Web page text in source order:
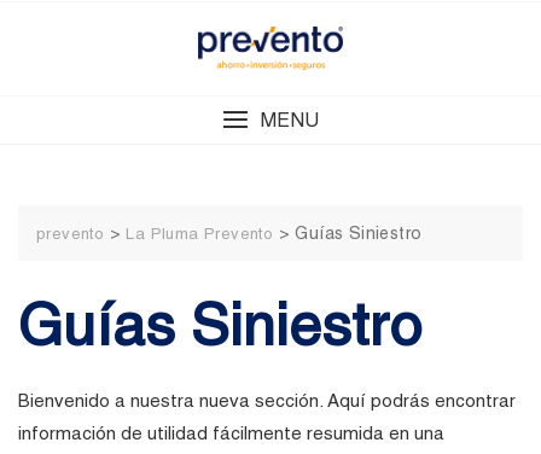
MENU
prevento > La Pluma Prevento >Guías Siniestro
Guías Siniestro
Bienvenido a nuestra nueva sección. Aquí podrás encontrar
información de utilidad fácilmente resumida en una